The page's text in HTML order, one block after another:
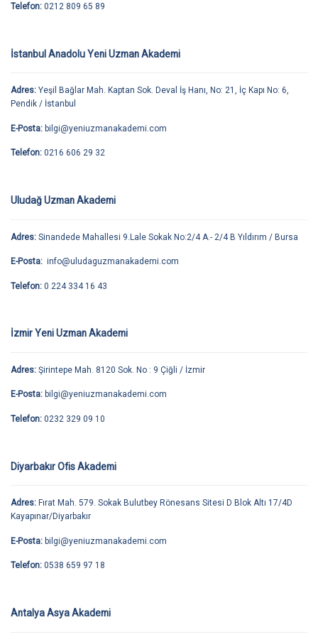
Telefon: 0212 809 65 89
İstanbul Anadolu Yeni Uzman Akademi
Adres: Yeşil Bağlar Mah. Kaptan Sok. Deval İş Hanı, No: 21, İç Kapı No: 6,
Pendik / İstanbul
E-Posta: bilgi@yeniuzmanakademi.com
Telefon: 0216 606 29 32
Uludağ Uzman Akademi
Adres: Sinandede Mahallesi 9.Lale Sokak No:2/4 A.- 2/4 B Yıldırım / Bursa
E-Posta: info@uludaguzmanakademi.com
Telefon: 0 224 334 16 43
İzmir Yeni Uzman Akademi
Adres: Şirintepe Mah. 8120 Sok. No : 9 Çiğli / İzmir
E-Posta: bilgi@yeniuzmanakademi.com
Telefon: 0232 329 09 10
Diyarbakır Ofis Akademi
Adres: Fırat Mah. 579. Sokak Bulutbey Rönesans Sitesi D Blok Altı 17/4D
Kayapınar/Diyarbakır
E-Posta: bilgi@yeniuzmanakademi.com
Telefon: 0538 659 97 18
Antalya Asya Akademi